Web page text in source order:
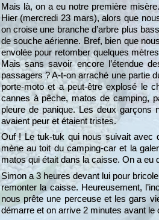
Mais là, on a eu notre première
Hier (mercredi 23 mars), alors que
on croise une branche d’arbre plus
de souche aérienne. Bref, bien que
envolée pour retomber quelques
Mais sans savoir encore l’étendue
passagers ? A-t-on arraché une partie
porte-moto et a peut-être explosé le
cannes à pêche, matos de camping,
pleure de panique. Les deux garçons
avaient peur et étaient tristes.
Ouf ! Le tuk-tuk qui nous suivait avec
mène au toit du camping-car et la
matos qui était dans la caisse. On a eu
Simon a 3 heures devant lui pour
remonter la caisse. Heureusement,
nous prête une perceuse et les gars
démarre et on arrive 2 minutes avant le